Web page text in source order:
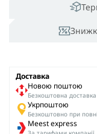
Доставка
Новою поштою
Безкоштовна
Укрпоштою
Безкоштовно при
Meest express